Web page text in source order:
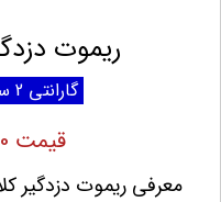
ریموت
گارانتی 2 ساله
قیمت 440،000 تومان
معرفی ریموت دزدگیر